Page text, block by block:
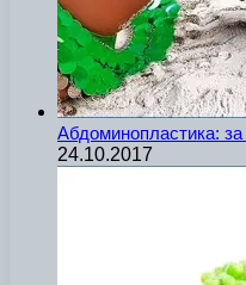
Абдоминопластика: за
24.10.2017